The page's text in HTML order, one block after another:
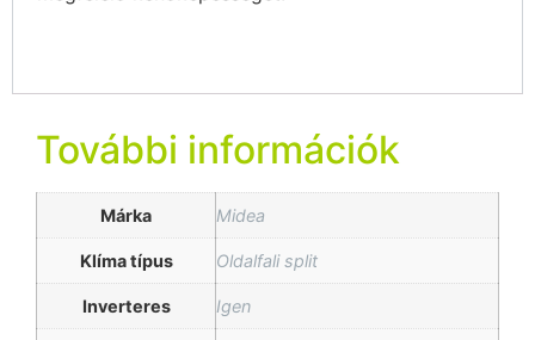
További információk
Márka Midea
Klíma típus Oldalfali split
Inverteres Igen